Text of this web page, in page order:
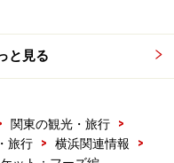
と見る
関東の観光・旅行
>
旅行 > 横浜関連情報
>